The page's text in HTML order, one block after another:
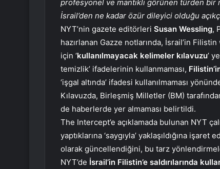
profesyonel ve mantıklı görünen türden
İsrail’den ne kadar özür dileyici olduğu
NYT’nin gazete editörleri Susan Wessling,
hazırlanan Gazze notlarında, İsrail’in
için ‘kullanılmayacak kelimeler kılavuzu’
temizlik’ ifadelerinin kullanmaması,
‘işgal altında’ ifadesi kullanılmaması
Kılavuzda, Birleşmiş Milletler (BM)
de haberlerde yer almaması belirtildi.
The Intercept’e açıklamada bulunan NYT
yaptıklarına ‘saygıyla’ yaklaşıldığına
olarak güncellendiğini, bu tarz
NYT’de İsrail’in Filistin’e saldırılarında